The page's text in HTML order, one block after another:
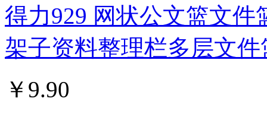
得力929 网状公文篮文
架子资料整理栏多层文件
￥ 9.90